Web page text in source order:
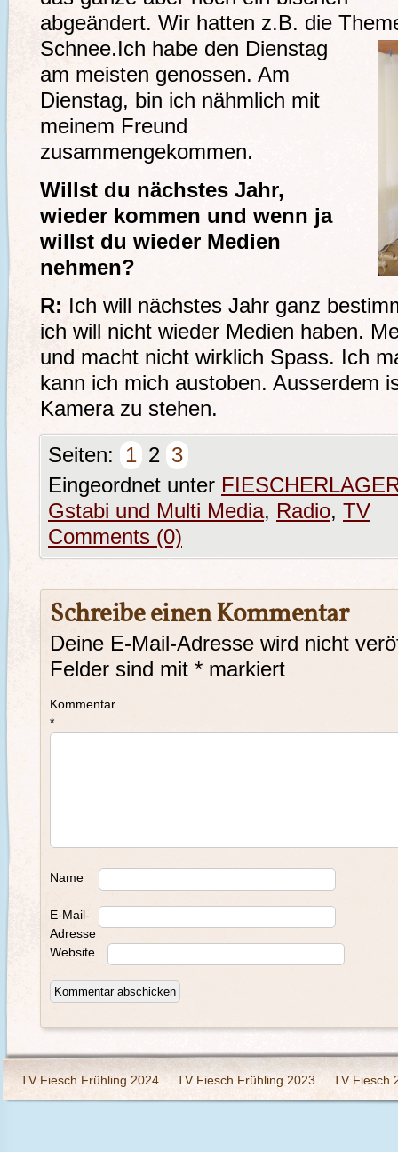
abgeändert. Wir hatten z.B. die
Schnee.Ich habe den Dienstag
am meisten genossen. Am
Dienstag, bin ich nähmlich mit
meinem Freund
zusammengekommen.
Willst du nächstes Jahr,
wieder kommen und wenn ja
willst du wieder Medien
nehmen?
R: Ich will nächstes Jahr ganz
ich will nicht wieder Medien haben.
und macht nicht wirklich Spass. Ich
kann ich mich austoben. Ausserdem
Kamera zu stehen.
Seiten:
1 2 3
Eingeordnet unter
Gstabi und Multi Media, Radio, TV
Comments (0)
Schreibe einen Kommentar
Deine E-Mail-Adresse wird nicht
Felder sind mit * markiert
Kommentar
*
Name
E-Mail-
Adresse
Website
TV Fiesch Frühling 2024 TV Fiesch Frühling 2023 TV Fiesch